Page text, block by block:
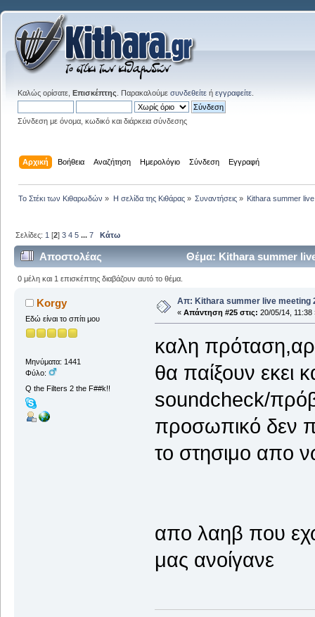
Καλώς ορίσατε, Επισκέπτης . Παρακαλούμε συνδεθείτε ή εγγραφείτε
Σύνδεση με όνομα, κωδικό και διάρκεια σύνδεσης
Αρχική Βοήθεια Αναζήτηση Ημερολόγιο Σύνδεση Εγγραφή
Το Στέκι των Κιθαρωδών » Η σελίδα της Κιθάρας» Συναντήσεις» Kithara summer
Σελίδες: 1 [2]3 4 5 ...7 Κάτω
Αποστολέας Θέμα: Kithara summer
0 μέλη και 1 επισκέπτης διαβάζουν αυτό το θέμα.
Korgy
Εδώ είναι το σπίτι μου
Μηνύματα: 1441
Φύλο:
Q the Filters 2 the F##k!!
Απ: Kithara summer live meeting
« Απάντηση #25 στις: 20/05/14, 11:38
καλη
θα παίξουν εκει
soundcheck/
προσωπικό δεν
το στησιμο απο
απο λαηβ που
μας ανοίγανε